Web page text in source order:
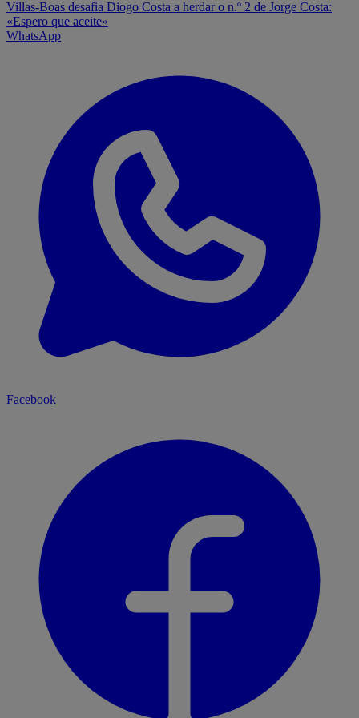
Villas-Boas desafia Diogo Costa a herdar o n.º 2 de Jorge Costa:
«Espero que aceite»
WhatsApp
Facebook